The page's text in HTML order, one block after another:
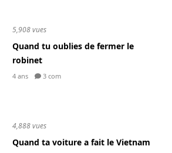
5,908 vues
Quand tu oublies de fermer le
robinet
4 ans 3 com
4,888 vues
Quand ta voiture a fait le Vietnam